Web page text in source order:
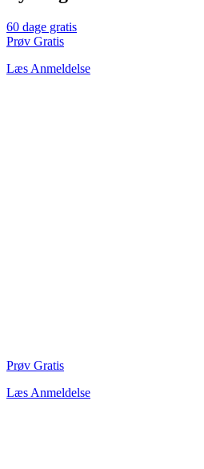
60 dage gratis
Prøv Gratis
Læs Anmeldelse
Prøv Gratis
Læs Anmeldelse